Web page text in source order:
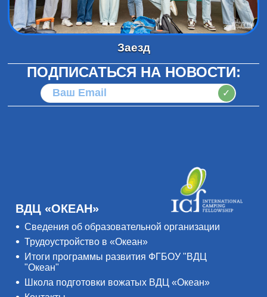
Заезд
ПОДПИСАТЬСЯ НА НОВОСТИ:
✓
ВДЦ «ОКЕАН»
Сведения об образовательной организации
Трудоустройство в «Океан»
Итоги программы развития ФГБОУ "ВДЦ
"Океан"
Школа подготовки вожатых ВДЦ «Океан»